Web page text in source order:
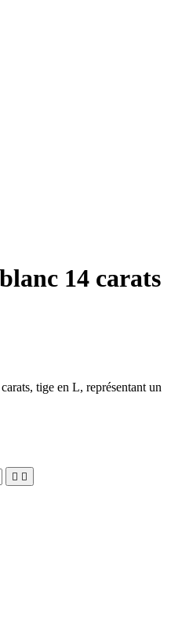
14 carats
tige en L, représentant un
 